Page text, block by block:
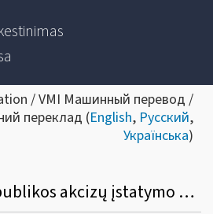
/ VMI Машинный перевод /
переклад (English, Русский,
Українська)
Dėl Lietuvos Respublikos akcizų įstatymo pakeitimo nuo 2022 m. liepos 1 d.